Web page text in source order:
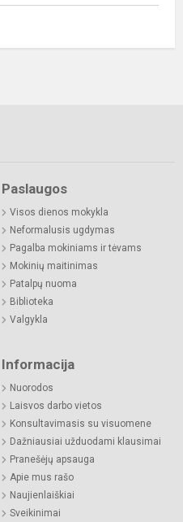
Paslaugos
Visos dienos mokykla
Neformalusis ugdymas
Pagalba mokiniams ir tėvams
Mokinių maitinimas
Patalpų nuoma
Biblioteka
Valgykla
Informacija
Nuorodos
Laisvos darbo vietos
Konsultavimasis su visuomene
Dažniausiai užduodami klausimai
Pranešėjų apsauga
Apie mus rašo
Naujienlaiškiai
Sveikinimai